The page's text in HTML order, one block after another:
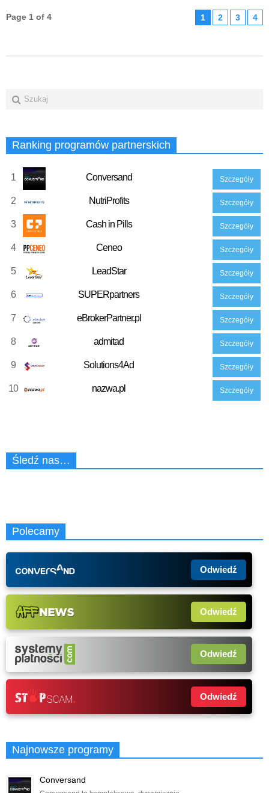
Page 1 of 4 1 2 3 4
Ranking programów partnerskich
1 Conversand Szczegóły
2 NutriProfits Szczegóły
3 Cash in Pills Szczegóły
4 Ceneo Szczegóły
5 LeadStar Szczegóły
6 SUPERpartners Szczegóły
7 eBrokerPartner.pl Szczegóły
8 admitad Szczegóły
9 Solutions4Ad Szczegóły
10 nazwa.pl Szczegóły
Śledź nas…
Polecamy
Odwiedź
Odwiedź
Odwiedź
Odwiedź
Najnowsze programy
Conversand